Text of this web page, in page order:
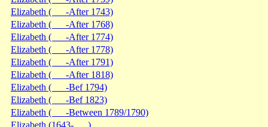
Elizabeth ( -After 1743)
Elizabeth ( -After 1768)
Elizabeth ( -After 1774)
Elizabeth ( -After 1778)
Elizabeth ( -After 1791)
Elizabeth ( -After 1818)
Elizabeth ( -Bef 1794)
Elizabeth ( -Bef 1823)
Elizabeth ( -Between 1789/1790)
Elizabeth (1643- )